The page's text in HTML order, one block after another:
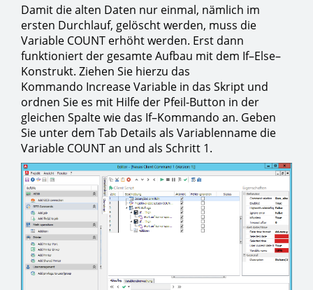
Damit die alten Daten nur einmal, nämlich im
ersten Durchlauf, gelöscht werden, muss die
Variable COUNT erhöht werden. Erst dann
funktioniert der gesamte Aufbau mit dem If–Else–
Konstrukt. Ziehen Sie hierzu das
Kommando Increase Variable in das Skript und
ordnen Sie es mit Hilfe der Pfeil-Button in der
gleichen Spalte wie das If–Kommando an. Geben
Sie unter dem Tab Details als Variablenname die
Variable COUNT an und als Schritt 1.